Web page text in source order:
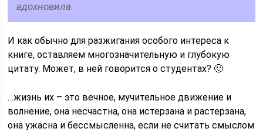
вдохновила.
И как обычно для разжигания особого интереса к
книге, оставляем многозначительную и глубокую
цитату. Может, в ней говорится о студентах? 🙂
…жизнь их – это вечное, мучительное движение и
волнение, она несчастна, она истерзана и растерзана,
она ужасна и бессмысленна, если не считать смыслом